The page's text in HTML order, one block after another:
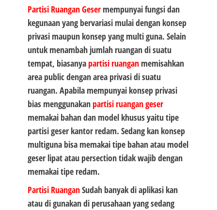
Partisi Ruangan Geser mempunyai fungsi dan
kegunaan yang bervariasi mulai dengan konsep
privasi maupun konsep yang multi guna. Selain
untuk menambah jumlah ruangan di suatu
tempat, biasanya partisi ruanganmemisahkan
area public dengan area privasi di suatu
ruangan. Apabila mempunyai konsep privasi
bias menggunakan partisi ruangan geser
memakai bahan dan model khusus yaitu tipe
partisi geser kantor redam. Sedang kan konsep
multiguna bisa memakai tipe bahan atau model
geser lipat atau persection tidak wajib dengan
memakai tipe redam.
Partisi RuanganSudah banyak di aplikasi kan
atau di gunakan di perusahaan yang sedang